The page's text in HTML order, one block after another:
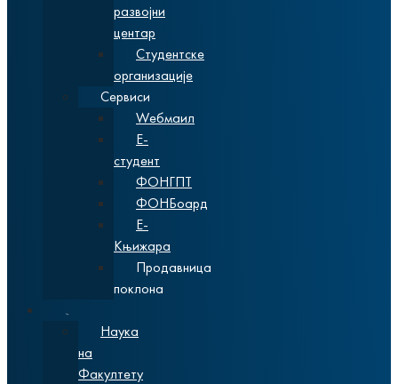
развојни
центар
Студентске
организације
Сервиси
Wебмаил
Е-
студент
ФОНГПТ
ФОНБоард
Е-
Књижара
Продавница
поклона
Наука
на
Факултету